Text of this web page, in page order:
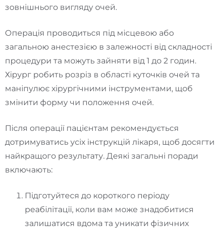
зовнішнього вигляду очей.
Операція проводиться під місцевою або
загальною анестезією в залежності від складності
процедури та можуть зайняти від 1 до 2 годин.
Хірург робить розріз в області куточків очей та
маніпулює хірургічними інструментами, щоб
змінити форму чи положення очей.
Після операції пацієнтам рекомендується
дотримуватись усіх інструкцій лікаря, щоб досягти
найкращого результату. Деякі загальні поради
включають:
Підготуйтеся до короткого періоду
реабілітації, коли вам може знадобитися
залишатися вдома та уникати фізичних